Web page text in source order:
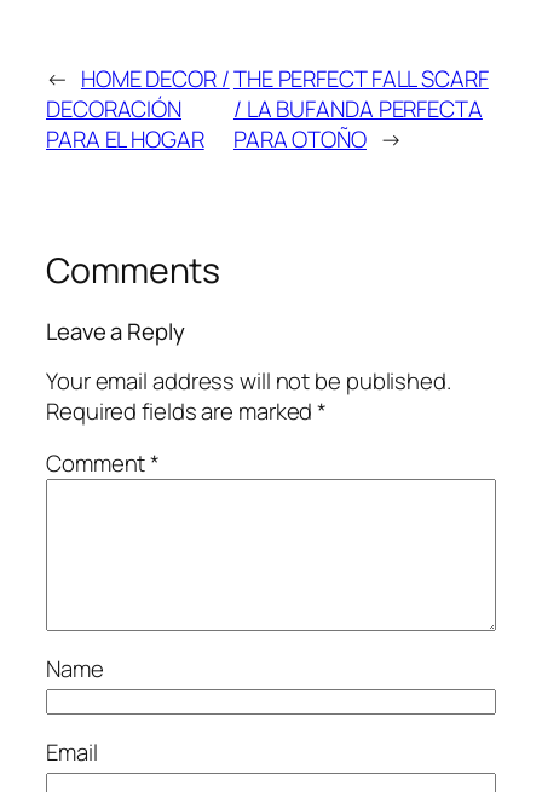
← HOME DECOR /
DECORACIÓN
PARA EL HOGAR
THE PERFECT FALL SCARF
/ LA BUFANDA PERFECTA
PARA OTOÑO →
Comments
Leave a Reply
Your email address will not be published.
Required fields are marked*
Comment*
Name
Email